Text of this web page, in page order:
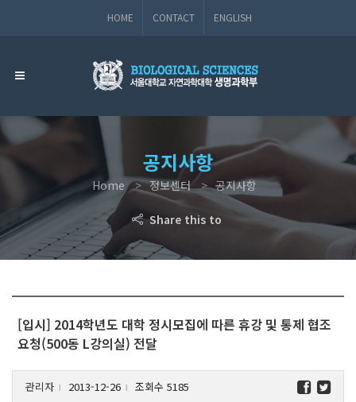
HOME CONTACT ENGLISH
공지사항
Home 정보센터 공지사항
Share this to
[입시] 2014학년도 대학 정시모집에 따른 휴강 및 통제 협조
요청(500동 L강의실) 전달
관리자 l 2013-12-26 l 조회수 5185